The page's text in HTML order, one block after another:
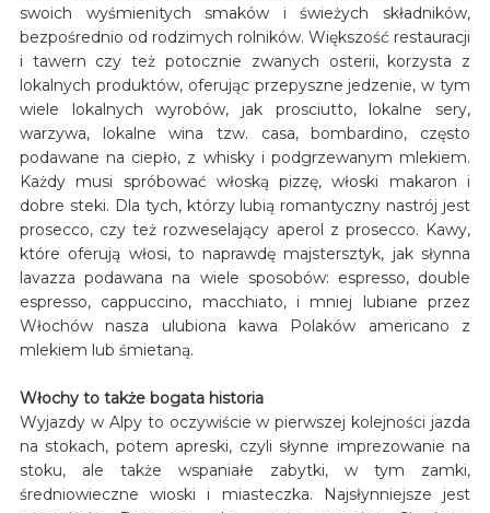
swoich wyśmienitych smaków i świeżych składników,
bezpośrednio od rodzimych rolników. Większość restauracji
i tawern czy też potocznie zwanych osterii, korzysta z
lokalnych produktów, oferując przepyszne jedzenie, w tym
wiele lokalnych wyrobów, jak prosciutto, lokalne sery,
warzywa, lokalne wina tzw. casa, bombardino, często
podawane na ciepło, z whisky i podgrzewanym mlekiem.
Każdy musi spróbować włoską pizzę, włoski makaron i
dobre steki. Dla tych, którzy lubią romantyczny nastrój jest
prosecco, czy też rozweselający aperol z prosecco. Kawy,
które oferują włosi, to naprawdę majstersztyk, jak słynna
lavazza podawana na wiele sposobów: espresso, double
espresso, cappuccino, macchiato, i mniej lubiane przez
Włochów nasza ulubiona kawa Polaków americano z
mlekiem lub śmietaną.
Włochy to także bogata historia
Wyjazdy w Alpy to oczywiście w pierwszej kolejności jazda
na stokach, potem apreski, czyli słynne imprezowanie na
stoku, ale także wspaniałe zabytki, w tym zamki,
średniowieczne wioski i miasteczka. Najsłynniejsze jest